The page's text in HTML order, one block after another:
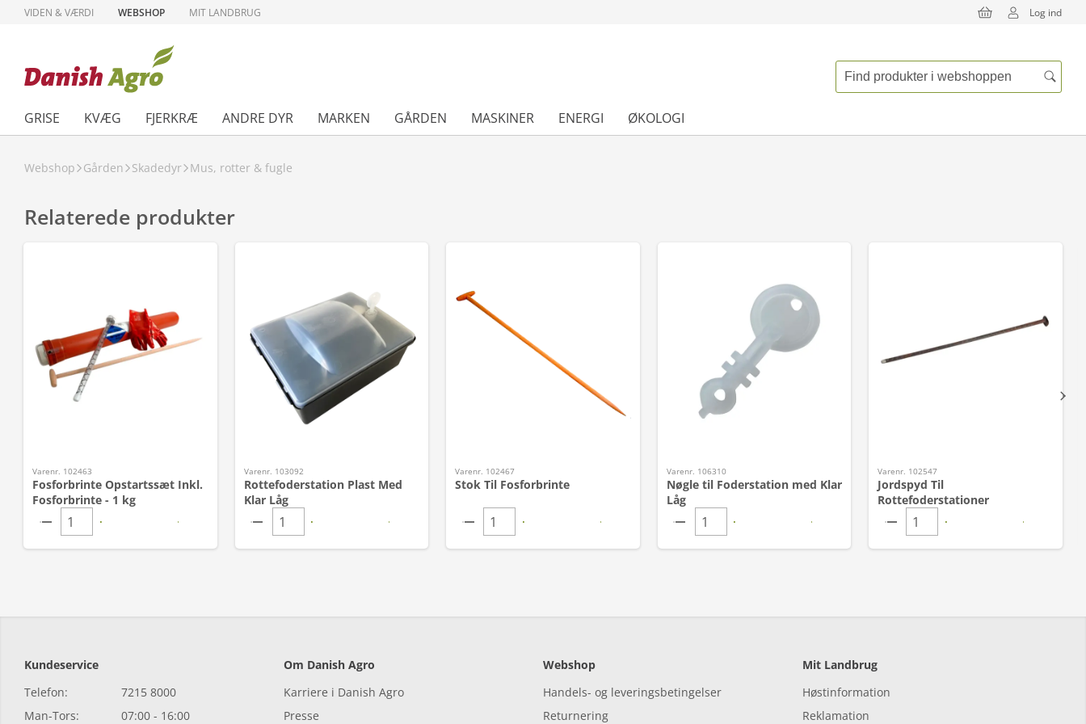
VIDEN & VÆRDI WEBSHOP MIT LANDBRUG Log ind
GRISE KVÆG FJERKRÆ ANDRE DYR MARKEN GÅRDEN MASKINER ENERGI ØKOLOGI
Webshop Gården Skadedyr Mus, rotter & fugle
Relaterede produkter
Varenr. 102463
Fosforbrinte Opstartssæt Inkl.
Fosforbrinte - 1 kg
Varenr. 103092
Rottefoderstation Plast Med
Klar Låg
Varenr. 102467
Stok Til Fosforbrinte
Varenr. 106310
Nøgle til Foderstation med Klar
Låg
Varenr. 102547
Jordspyd Til
Rottefoderstationer
Kundeservice
Telefon:
7215 8000
Man-Tors:
07:00 - 16:00
Om Danish Agro
Karriere i Danish Agro
Presse
Webshop
Handels- og leveringsbetingelser
Returnering
Mit Landbrug
Høstinformation
Reklamation